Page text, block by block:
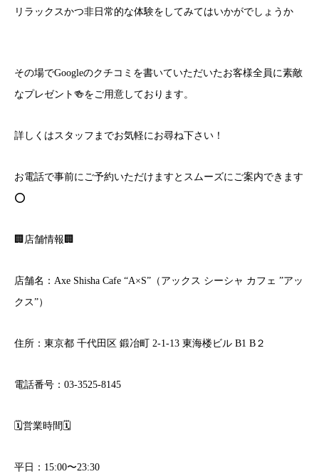
リラックスかつ非日常的な体験をしてみてはいかがでしょうか
その場でGoogleのクチコミを書いていただいたお客様全員に素敵
なプレゼント🍻をご用意しております。
詳しくはスタッフまでお気軽にお尋ね下さい！
お電話で事前にご予約いただけますとスムーズにご案内できます
⭕️
🏢店舗情報🏢
店舗名：Axe Shisha Cafe “A×S”（アックス シーシャ カフェ ”アッ
クス”）
住所：東京都 千代田区 鍛冶町 2-1-13 東海楼ビル B1 B２
電話番号：03-3525-8145
🗓営業時間🗓
平日：15:00〜23:30